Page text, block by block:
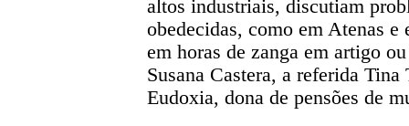
altos industriais, discutiam
obedecidas, como em Atenas
em horas de zanga em artigo
Susana Castera, a referida
Eudoxia, dona de pensões de